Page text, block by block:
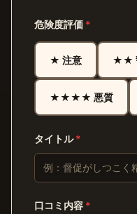
危険度評価 *
★ 注意 ★★
★★★★ 悪質
タイトル*
口コミ内容 *